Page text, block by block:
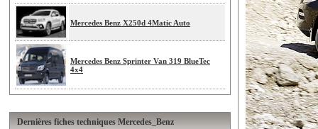
Mercedes Benz X250d 4Matic Auto
Mercedes Benz Sprinter Van 319 BlueTec
4x4
Dernières fiches techniques Mercedes_Benz